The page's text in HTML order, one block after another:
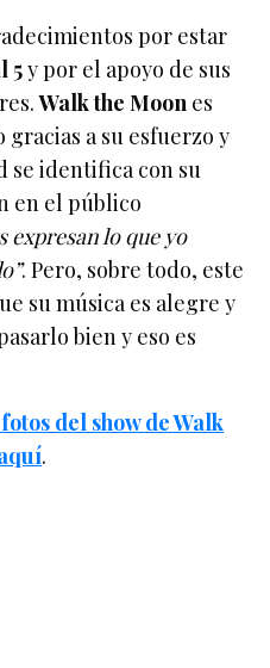
por estar
5y por el apoyo de sus
Walk the Moon es
a su esfuerzo y
se identifica con su
en el público
expresan lo que yo
. Pero, sobre todo, este
su música es alegre y
bien y eso es
del show de Walk
.